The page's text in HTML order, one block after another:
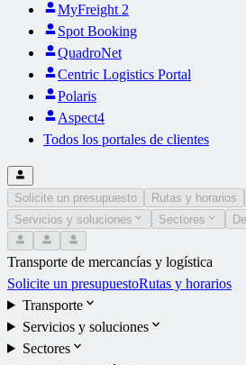
MyFreight 2
Spot Booking
QuadroNet
Centric Logistics Portal
Polaris
Aspect4
Todos los portales de clientes
Solicite un presupuesto Rutas y horarios
Servicios y soluciones
Sectores
Transporte de mercancías y logística
Solicite un presupuestoRutas y horarios
Transporte
Servicios y soluciones
Sectores